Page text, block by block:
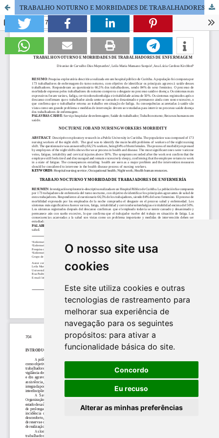
O nosso site usa
cookies
Este site utiliza cookies e outras
tecnologias de rastreamento para
melhorar sua experiência de
navegação para os seguintes
propósitos: para ativar a
funcionalidade básica do site.
Concordo
Eu recuso
Alterar as minhas preferências
TRABALHO NOTURNO E MORBIDADES DE TRABALHADORES DE ENFERMAGEM